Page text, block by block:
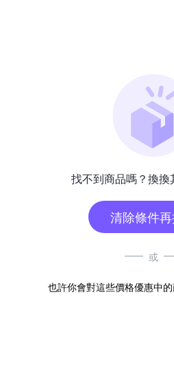
找不到商品嗎？換換
清除條件
或
也許你會對這些價格優惠中的